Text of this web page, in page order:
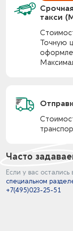
такси
Точную
Часто
Если у вас
специальном
+7(495)023-25-51